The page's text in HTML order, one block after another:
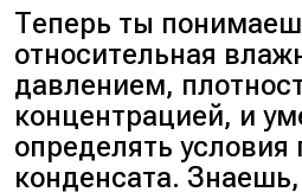
представляет
водяного пара и
По закону
p_{\text{п}} +
Парциальное
Теперь ты
относительная
давлением,
концентрацией, и
определять условия
конденсата.